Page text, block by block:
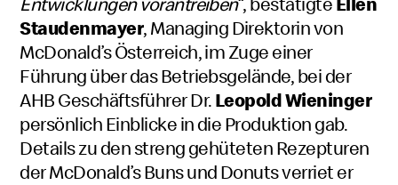
Staudenmayer, Managing Direktorin von
McDonald’s Österreich, im Zuge einer
Führung über das Betriebsgelände, bei der
AHB Geschäftsführer Dr.Leopold Wieninger
persönlich Einblicke in die Produktion gab.
Details zu den streng gehüteten Rezepturen
der McDonald’s Buns und Donuts verriet er